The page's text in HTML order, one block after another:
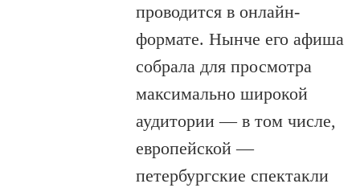
проводится в онлайн-
формате. Нынче его афиша
собрала для просмотра
максимально широкой
аудитории — в том числе,
европейской —
петербургские спектакли